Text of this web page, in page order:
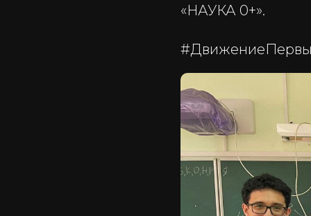
«НАУКА 0+».